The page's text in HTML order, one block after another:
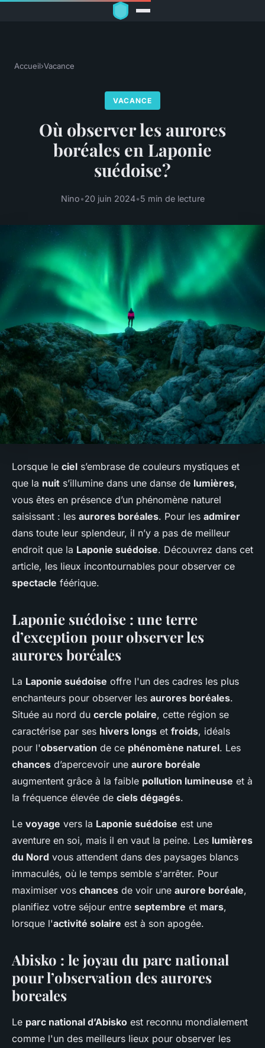
Accueil›Vacance
VACANCE
Où observer les aurores
boréales en Laponie
suédoise?
Nino•20 juin 2024•5 min de lecture
Lorsque le ciel s’embrase de couleurs mystiques et
que la nuit s’illumine dans une danse de lumières,
vous êtes en présence d’un phénomène naturel
saisissant : les aurores boréales. Pour les admirer
dans toute leur splendeur, il n’y a pas de meilleur
endroit que la Laponie suédoise. Découvrez dans cet
article, les lieux incontournables pour observer ce
spectacle féérique.
Laponie suédoise : une terre
d’exception pour observer les
aurores boréales
La Laponie suédoise offre l'un des cadres les plus
enchanteurs pour observer les aurores boréales.
Située au nord du cercle polaire, cette région se
caractérise par ses hivers longs et froids, idéals
pour l'observation de ce phénomène naturel. Les
chances d’apercevoir une aurore boréale
augmentent grâce à la faible pollution lumineuse et à
la fréquence élevée de ciels dégagés.
Le voyage vers la Laponie suédoise est une
aventure en soi, mais il en vaut la peine. Les lumières
du Nord vous attendent dans des paysages blancs
immaculés, où le temps semble s'arrêter. Pour
maximiser vos chances de voir une aurore boréale,
planifiez votre séjour entre septembre et mars,
lorsque l'activité solaire est à son apogée.
Abisko : le joyau du parc national
pour l’observation des aurores
boreales
Le parc national d’Abisko est reconnu mondialement
comme l'un des meilleurs lieux pour observer les